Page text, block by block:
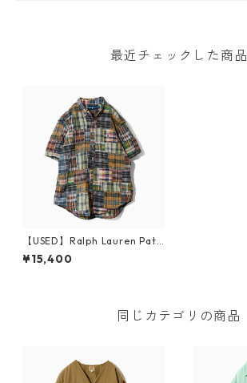
最近チェックした商品
【USED】Ralph Lauren Patc
h Work BD S/S Shirt XL
¥15,400
同じカテゴリの商品